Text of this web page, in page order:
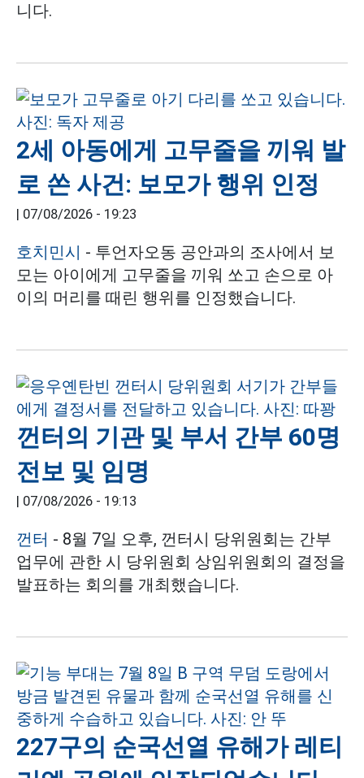
니다.
2세 아동에게 고무줄을 끼워 발
로 쏜 사건: 보모가 행위 인정
| 07/08/2026 - 19:23
호치민시 - 투언자오동 공안과의 조사에서 보
모는 아이에게 고무줄을 끼워 쏘고 손으로 아
이의 머리를 때린 행위를 인정했습니다.
껀터의 기관 및 부서 간부 60명
전보 및 임명
| 07/08/2026 - 19:13
껀터 - 8월 7일 오후, 껀터시 당위원회는 간부
업무에 관한 시 당위원회 상임위원회의 결정을
발표하는 회의를 개최했습니다.
227구의 순국선열 유해가 레티